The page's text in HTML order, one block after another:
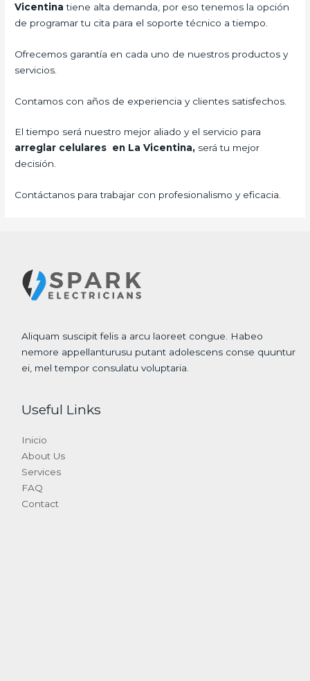
Vicentina tiene alta demanda, por eso tenemos la opción
de programar tu cita para el soporte técnico a tiempo.
Ofrecemos garantía en cada uno de nuestros productos y
servicios.
Contamos con años de experiencia y clientes satisfechos.
El tiempo será nuestro mejor aliado y el servicio para
arreglar celulares en La Vicentina, será tu mejor
decisión.
Contáctanos para trabajar con profesionalismo y eficacia.
Aliquam suscipit felis a arcu laoreet congue. Habeo
nemore appellanturusu putant adolescens conse quuntur
ei, mel tempor consulatu voluptaria.
Useful Links
Inicio
About Us
Services
FAQ
Contact